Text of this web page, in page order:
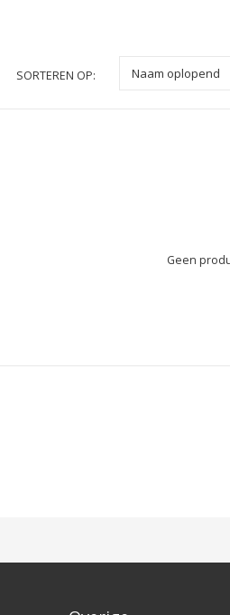
SORTEREN OP: Naam oplopend
Geen